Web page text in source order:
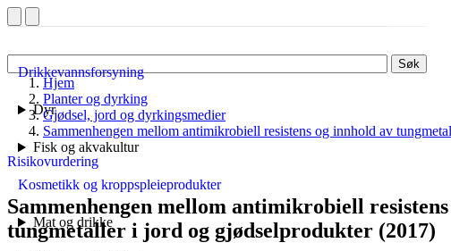
Søk
Drikkevannsforsyning
Dyr
Fisk og akvakultur
Kosmetikk og kroppspleieprodukter
Mat og drikke
Hjem
Planter og dyrking
Gjødsel, jord og dyrkingsmedier
Sammenhengen mellom antimikrobiell resistens og innhold av
Risikovurdering
Sammenhengen mellom antimikrobiell
tungmetaller i jord og gjødselprodukter (2017)